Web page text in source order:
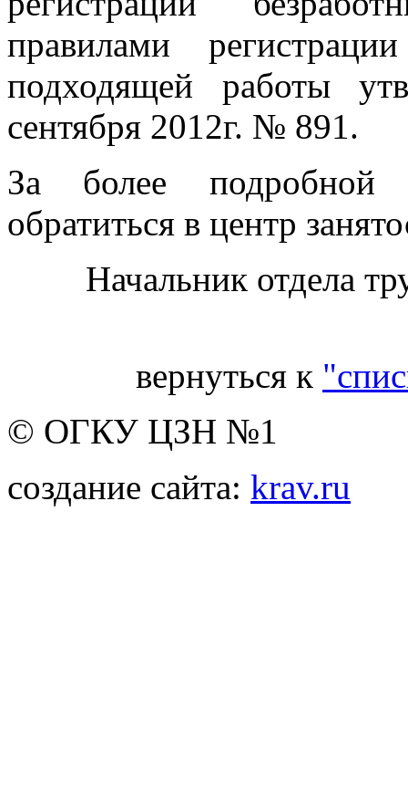
правилами
подходящей работы
сентября 2012г. № 891.
За более подробной
обратиться в центр
Начальник отдела
вернуться к
© ОГКУ ЦЗН №1
создание сайта: krav.ru